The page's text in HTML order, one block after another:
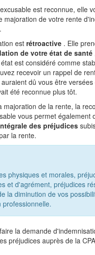
est reconnue, elle
majoration de votre rente
est rétroactive . Elle
de votre état de santé
est considéré comme
recevoir un rappel de
dû vous être
été reconnue plus tôt.
majoration de la rente, la
vous permet également
des préjudices
la rente.
physiques et morales,
et d'agrément, préjudices
la diminution de vos
professionnelle.
la demande
préjudices auprès de la